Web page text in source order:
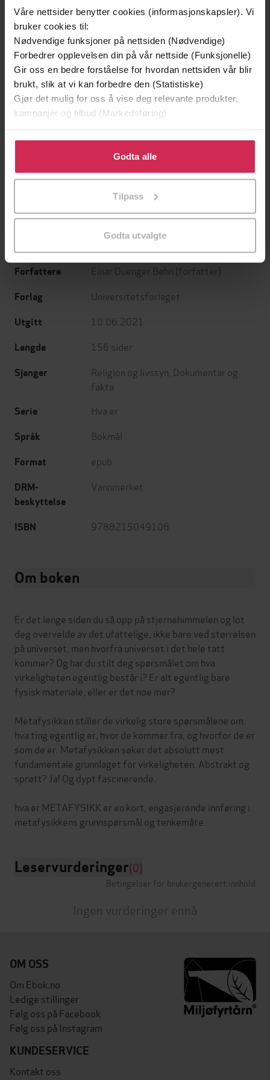
Våre nettsider benytter cookies (informasjonskapsler). Vi
bruker cookies til:
Nødvendige funksjoner på nettsiden (Nødvendige)
Forbedrer opplevelsen din på vår nettside (Funksjonelle)
Gir oss en bedre forståelse for hvordan nettsiden vår blir
brukt, slik at vi kan forbedre den (Statistiske)
Gjør det mulig for oss å vise deg relevante produkter,
kampanjer og tilbud (Markedsføring)
Klikk på «Godta alle» for å gi oss ditt samtykke til å
bruke cookies for alle disse formålene. Du kan også
tilpasse ditt samtykke til spesifikke formål ved å klikke
Godta alle
Tilpass
Godta utvalgte
Ingen
Gater jeg har levd
Forfattere Einar Duenger Bøhn (forfatter)
Forlag Universitetsforlaget
Utgitt 10.06.2021
Lengde 156 sider
Sjanger Religion og livssyn Dokumentar og
fakta
Serie Hva er
Språk Bokmål
Format epub
DRM-
beskyttelse
Vannmerket
ISBN 9788215049106
Om boken
Er det lenge siden du så opp på stjernehimmelen og lot
deg overvelde av det ufattelige, ikke bare ved størrelsen
på universet, men hvorfra universet i det hele tatt
kommer? Og har du stilt deg spørsmålet om hva
virkeligheten egentlig består i? Er alt egentlig bare
fysisk materiale, eller er det noe mer?
Metafysikken stiller de virkelig store spørsmålene om
hva ting egentlig er, hvor de kommer fra, og hvorfor de er
som de er. Metafysikken søker det absolutt mest
fundamentale grunnlaget for virkeligheten. Abstrakt og
sprøtt? Ja! Og dypt fascinerende.
hva er METAFYSIKK er en kort, engasjerende innføring i
Leservurderinger(0)
Betingelser for brukergenerert innhold
Ingen vurderinger ennå
OM OSS
Om Ebok.no
Ledige stillinger
Følg oss på Facebook
Følg oss på Instagram
KUNDESERVICE
Kontakt oss